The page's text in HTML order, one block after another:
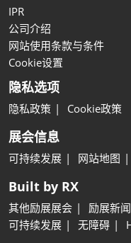
IPR
公司介绍
网站使用条款与条件
Cookie设置
隐私选项
隐私政策 Cookie政策
展会信息
可持续发展 网站地图
Built by RX
其他励展展会 励展新闻
可持续发展
无障碍